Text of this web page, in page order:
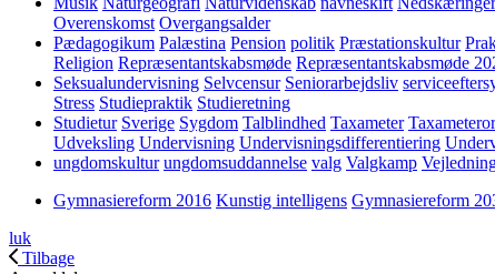
Overenskomst Overgangsalder
Pædagogikum Palæstina Pension politik Præstationskultur
Religion Repræsentantskabsmøde Repræsentantskabsmøde
Seksualundervisning Selvcensur Seniorarbejdsliv
Stress Studiepraktik Studieretning
Studietur Sverige Sygdom Talblindhed Taxameter
Udveksling Undervisning Undervisningsdifferentiering
ungdomskultur ungdomsuddannelse valg Valgkamp
Gymnasiereform 2016 Kunstig intelligens Gymnasiereform
luk
Tilbage